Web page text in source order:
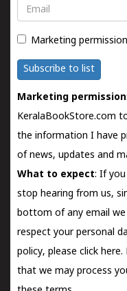
Email
Marketing permission
Subscribe to list
Marketing permission
KeralaBookStore.com
the information I have
of news, updates and
What to expect: If
stop hearing from us,
bottom of any email
respect your personal
policy, please click here.
that we may process